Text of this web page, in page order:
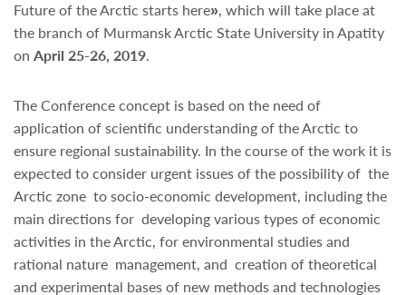
Future of the Arctic starts here», which will take place at
the branch of Murmansk Arctic State University in Apatity
on April 25-26, 2019.
The Conference concept is based on the need of
application of scientific understanding of the Arctic to
ensure regional sustainability. In the course of the work it is
expected to consider urgent issues of the possibility of the
Arctic zone to socio-economic development, including the
main directions for developing various types of economic
activities in the Arctic, for environmental studies and
rational nature management, and creation of theoretical
and experimental bases of new methods and technologies